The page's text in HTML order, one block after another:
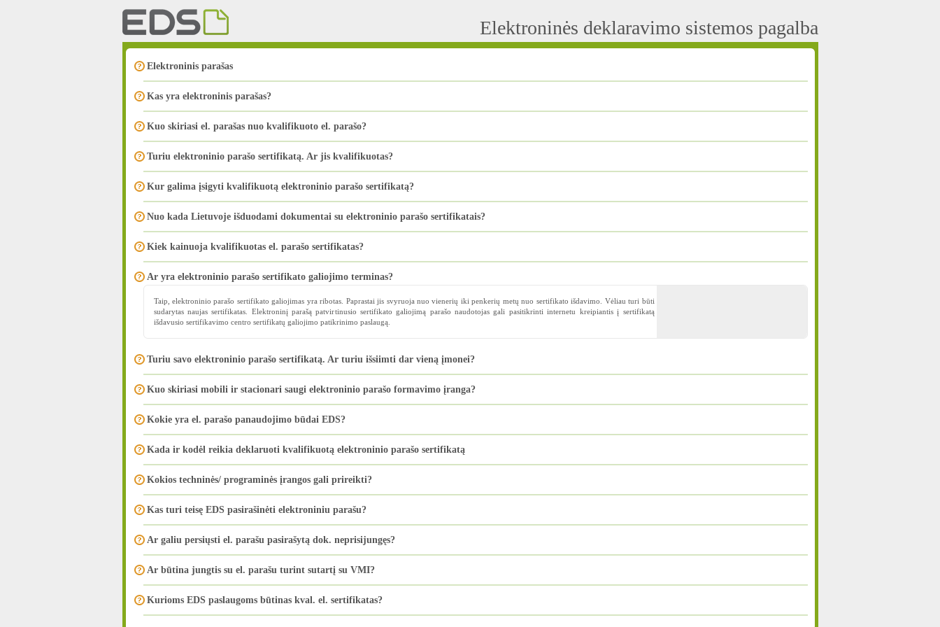
Elektroninės deklaravimo sistemos pagalba
Elektroninis parašas
Kas yra elektroninis parašas?
Kuo skiriasi el. parašas nuo kvalifikuoto el. parašo?
Turiu elektroninio parašo sertifikatą. Ar jis kvalifikuotas?
Kur galima įsigyti kvalifikuotą elektroninio parašo sertifikatą?
Nuo kada Lietuvoje išduodami dokumentai su elektroninio parašo sertifikatais?
Kiek kainuoja kvalifikuotas el. parašo sertifikatas?
Ar yra elektroninio parašo sertifikato galiojimo terminas?
Taip, elektroninio parašo sertifikato galiojimas yra ribotas. Paprastai jis svyruoja nuo vienerių iki penkerių metų nuo sertifikato išdavimo. Vėliau turi būti
sudarytas naujas sertifikatas. Elektroninį parašą patvirtinusio sertifikato galiojimą parašo naudotojas gali pasitikrinti internetu kreipiantis į sertifikatą
išdavusio sertifikavimo centro sertifikatų galiojimo patikrinimo paslaugą.
Turiu savo elektroninio parašo sertifikatą. Ar turiu išsiimti dar vieną įmonei?
Kuo skiriasi mobili ir stacionari saugi elektroninio parašo formavimo įranga?
Kokie yra el. parašo panaudojimo būdai EDS?
Kada ir kodėl reikia deklaruoti kvalifikuotą elektroninio parašo sertifikatą
Kokios techninės/ programinės įrangos gali prireikti?
Kas turi teisę EDS pasirašinėti elektroniniu parašu?
Ar galiu persiųsti el. parašu pasirašytą dok. neprisijungęs?
Ar būtina jungtis su el. parašu turint sutartį su VMI?
Kurioms EDS paslaugoms būtinas kval. el. sertifikatas?